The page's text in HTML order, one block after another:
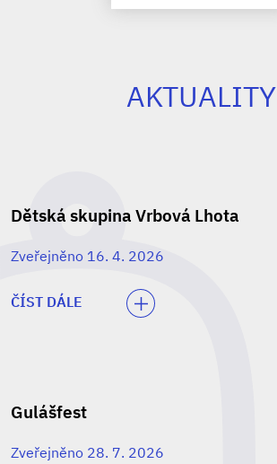
AKTUALITY
Dětská skupina Vrbová Lhota
Zveřejněno 16. 4. 2026
ČÍST DÁLE
Gulášfest
Zveřejněno 28. 7. 2026